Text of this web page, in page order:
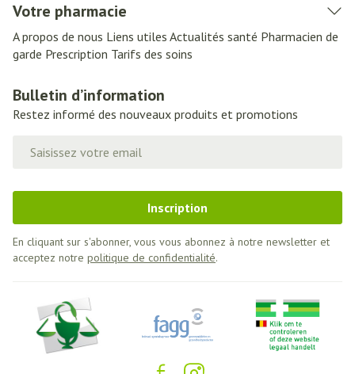
Votre pharmacie
A propos de nous Liens utiles Actualités santé Pharmacien de
garde Prescription Tarifs des soins
Bulletin d’information
Restez informé des nouveaux produits et promotions
Inscription
En cliquant sur s'abonner, vous vous abonnez à notre newsletter et
acceptez notre politique de confidentialité.